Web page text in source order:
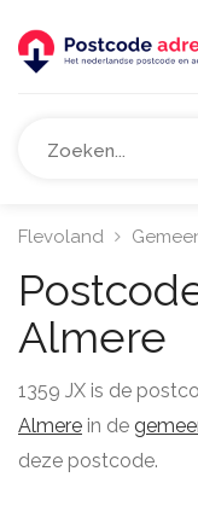
Flevoland
Almere
1359 JX is de
Almere in de
deze postcode.